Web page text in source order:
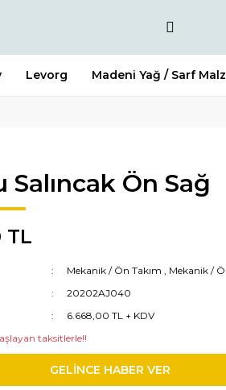
Levorg Madeni Yağ / Sarf
Salıncak Ön Sağ
TL
Mekanik / Ön Takım , Mekanik /
20202AJ040
6.668,00 TL + KDV
taksitlerle!!
GELİNCE HABER VER